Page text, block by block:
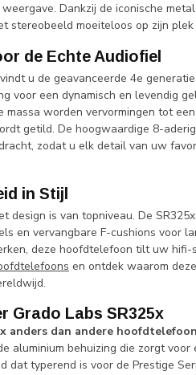
Dankzij de iconische
stereobeeld moeiteloos op zijn plek
de Echte Audiofiel
u de geavanceerde 4e
voor een dynamisch en levendig
worden vervormingen tot
getild. De hoogwaardige 8-
zodat u elk detail van uw
in Stijl
design is van topniveau. De
en vervangbare F-cushions voor
deze hoofdtelefoon tilt uw hifi-
en ontdek waarom
Grado Labs SR325x
anders dan andere
aluminium behuizing die zorgt
dat typerend is voor de Prestige